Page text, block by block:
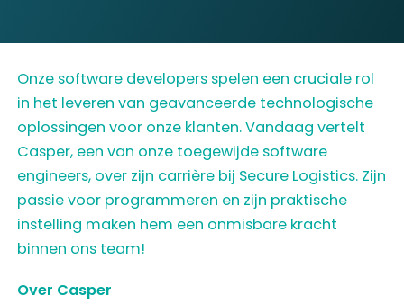
Onze software developers spelen een cruciale rol
in het leveren van geavanceerde technologische
oplossingen voor onze klanten. Vandaag vertelt
Casper, een van onze toegewijde software
engineers, over zijn carrière bij Secure Logistics. Zijn
passie voor programmeren en zijn praktische
instelling maken hem een onmisbare kracht
binnen ons team!
Over Casper